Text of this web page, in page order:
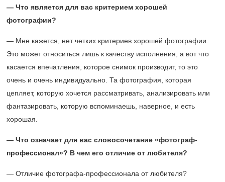
— Что является для вас критерием хорошей
фотографии?
— Мне кажется, нет четких критериев хорошей фотографии.
Это может относиться лишь к качеству исполнения, а вот что
касается впечатления, которое снимок производит, то это
очень и очень индивидуально. Та фотография, которая
цепляет, которую хочется рассматривать, анализировать или
фантазировать, которую вспоминаешь, наверное, и есть
хорошая.
— Что означает для вас словосочетание «фотограф-
профессионал»? В чем его отличие от любителя?
— Отличие фотографа-профессионала от любителя?